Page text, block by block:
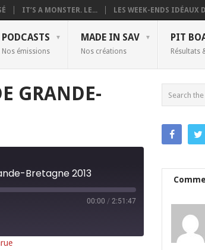
IT’S A MONSTER. LE... LES WEEK-ENDS IDÉAUX
PODCASTS
Nos émissions
MADE IN SAV
Nos créations
PIT
Résultats
GRANDE-
Bretagne 2013
00:00 / 2:51:47